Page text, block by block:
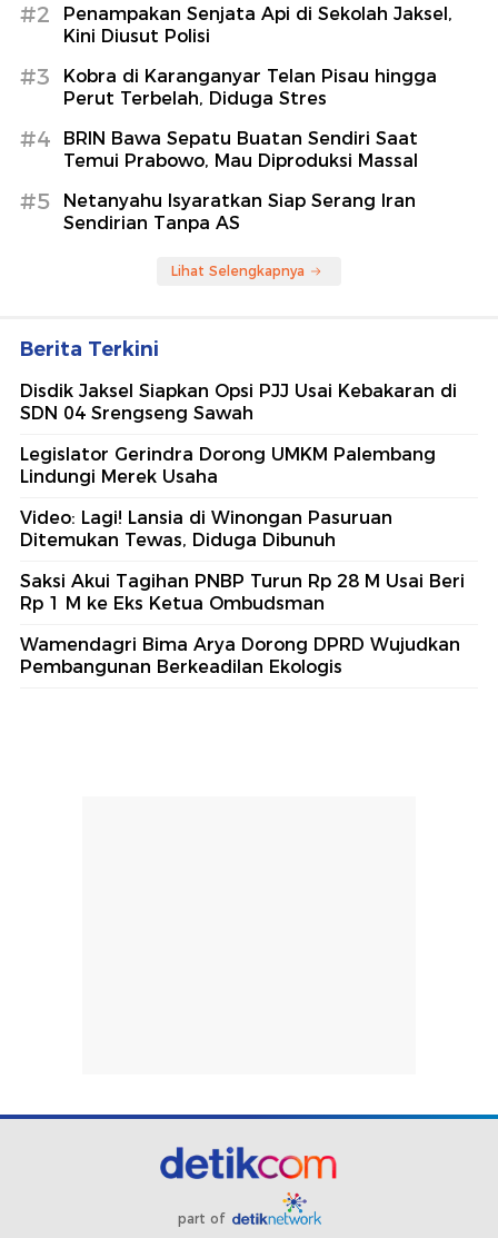
#2
Penampakan Senjata Api di Sekolah Jaksel,
Kini Diusut Polisi
#3
Kobra di Karanganyar Telan Pisau hingga
Perut Terbelah, Diduga Stres
#4
BRIN Bawa Sepatu Buatan Sendiri Saat
Temui Prabowo, Mau Diproduksi Massal
#5
Netanyahu Isyaratkan Siap Serang Iran
Sendirian Tanpa AS
Lihat Selengkapnya
Berita Terkini
Disdik Jaksel Siapkan Opsi PJJ Usai Kebakaran di
SDN 04 Srengseng Sawah
Legislator Gerindra Dorong UMKM Palembang
Lindungi Merek Usaha
Video: Lagi! Lansia di Winongan Pasuruan
Ditemukan Tewas, Diduga Dibunuh
Saksi Akui Tagihan PNBP Turun Rp 28 M Usai Beri
Rp 1 M ke Eks Ketua Ombudsman
Wamendagri Bima Arya Dorong DPRD Wujudkan
Pembangunan Berkeadilan Ekologis
part of